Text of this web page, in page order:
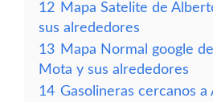
12 Mapa Satelite de
sus alrededores
13 Mapa Normal google
Mota y sus alrededores
14 Gasolineras cercanos